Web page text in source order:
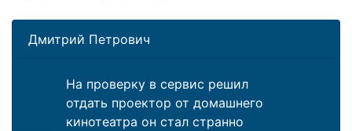
Дмитрий Петрович
На проверку в сервис решил
отдать проектор от домашнего
кинотеатра он стал странно